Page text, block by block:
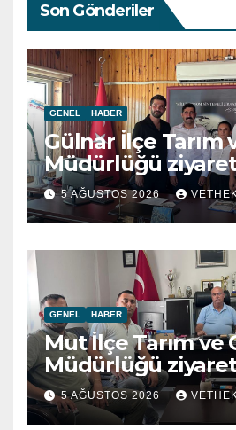
Son Gönderiler
GENEL HABER
Gülnar İlçe Tarım
Müdürlüğü
5 AĞUSTOS 2026
GENEL HABER
Mut İlçe Tarım ve
Müdürlüğü
5 AĞUSTOS 2026